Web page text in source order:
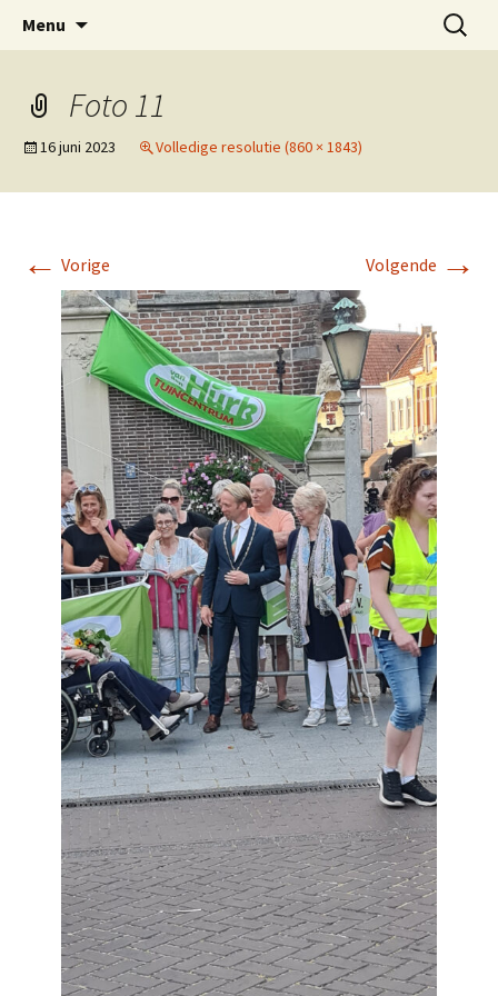
inhoud
Menu
Zoeken
naar:
Foto 11
16 juni 2023 Volledige resolutie (860 × 1843)
← Vorige Volgende →